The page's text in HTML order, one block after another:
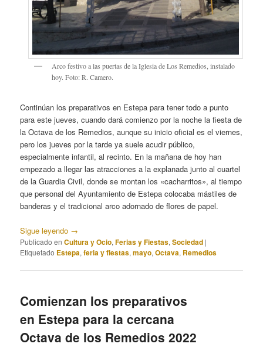
Arco festivo a las puertas de la Iglesia de Los Remedios, instalado
hoy. Foto: R. Camero.
Continúan los preparativos en Estepa para tener todo a punto
para este jueves, cuando dará comienzo por la noche la fiesta de
la Octava de los Remedios, aunque su inicio oficial es el viernes,
pero los jueves por la tarde ya suele acudir público,
especialmente infantil, al recinto. En la mañana de hoy han
empezado a llegar las atracciones a la explanada junto al cuartel
de la Guardia Civil, donde se montan los «cacharritos», al tiempo
que personal del Ayuntamiento de Estepa colocaba mástiles de
banderas y el tradicional arco adornado de flores de papel.
Sigue leyendo →
Publicado en Cultura y Ocio,Ferias y Fiestas,Sociedad |
Etiquetado Estepa,feria y fiestas,mayo,Octava, Remedios
Comienzan los preparativos
en Estepa para la cercana
Octava de los Remedios 2022